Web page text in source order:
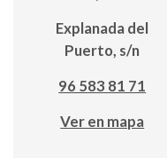
Explanada del
Puerto, s/n
96 583 81 71
Ver en mapa